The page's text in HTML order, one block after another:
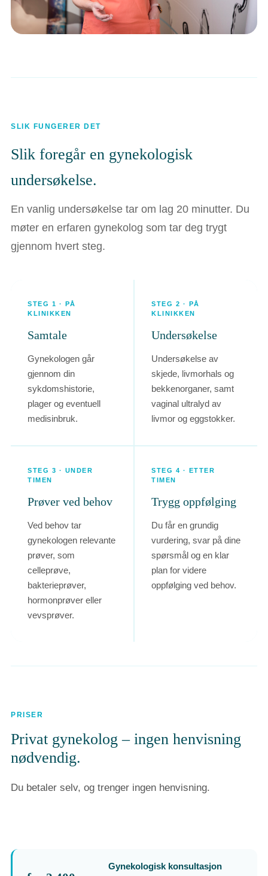
SLIK FUNGERER DET
Slik foregår en gynekologisk
undersøkelse.
En vanlig undersøkelse tar om lag 20 minutter. Du
møter en erfaren gynekolog som tar deg trygt
gjennom hvert steg.
STEG 1 · PÅ
KLINIKKEN
Samtale
Gynekologen går
gjennom din
sykdomshistorie,
plager og eventuell
medisinbruk.
STEG 2 · PÅ
KLINIKKEN
Undersøkelse
Undersøkelse av
skjede, livmorhals og
bekkenorganer, samt
vaginal ultralyd av
livmor og eggstokker.
STEG 3 · UNDER
TIMEN
Prøver ved behov
Ved behov tar
gynekologen relevante
prøver, som
celleprøve,
bakterieprøver,
hormonprøver eller
vevsprøver.
STEG 4 · ETTER
TIMEN
Trygg oppfølging
Du får en grundig
vurdering, svar på dine
spørsmål og en klar
plan for videre
oppfølging ved behov.
PRISER
Privat gynekolog – ingen henvisning
nødvendig.
Du betaler selv, og trenger ingen henvisning.
Gynekologisk konsultasjon